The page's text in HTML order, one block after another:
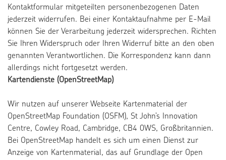
Kontaktformular mitgeteilten personenbezogenen Daten
jederzeit widerrufen. Bei einer Kontaktaufnahme per E-Mail
können Sie der Verarbeitung jederzeit widersprechen. Richten
Sie Ihren Widerspruch oder Ihren Widerruf bitte an den oben
genannten Verantwortlichen. Die Korrespondenz kann dann
allerdings nicht fortgesetzt werden.
Kartendienste (OpenStreetMap)
Wir nutzen auf unserer Webseite Kartenmaterial der
OpenStreetMap Foundation (OSFM), St John’s Innovation
Centre, Cowley Road, Cambridge, CB4 0WS, Großbritannien.
Bei OpenStreetMap handelt es sich um einen Dienst zur
Anzeige von Kartenmaterial, das auf Grundlage der Open